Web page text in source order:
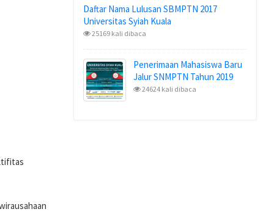
Daftar Nama Lulusan SBMPTN 2017
Universitas Syiah Kuala
25169 kali dibaca
Penerimaan Mahasiswa Baru
Jalur SNMPTN Tahun 2019
24624 kali dibaca